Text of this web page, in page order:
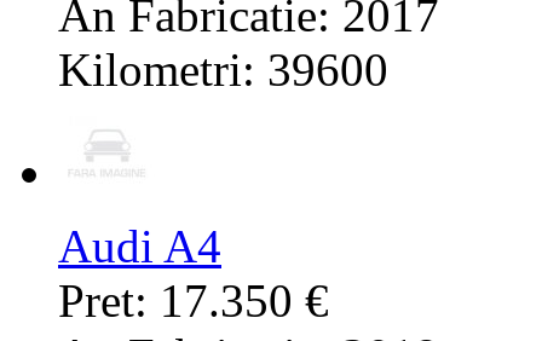
An Fabricatie: 2017
Kilometri: 39600
Audi A4
Pret: 17.350 €